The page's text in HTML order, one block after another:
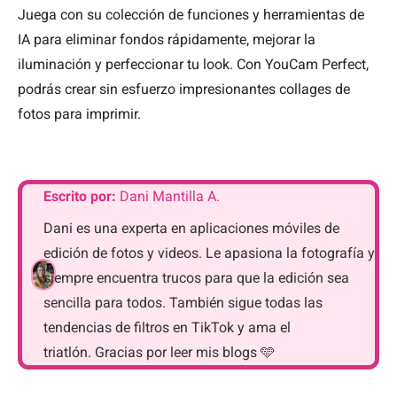
Juega con su colección de funciones y herramientas de
IA para eliminar fondos rápidamente, mejorar la
iluminación y perfeccionar tu look. Con YouCam Perfect,
podrás crear sin esfuerzo impresionantes collages de
fotos para imprimir.
Escrito por: Dani Mantilla A.
Dani es una experta en aplicaciones móviles de
edición de fotos y videos. Le apasiona la fotografía y
siempre encuentra trucos para que la edición sea
sencilla para todos. También sigue todas las
tendencias de filtros en TikTok y ama el
triatlón. Gracias por leer mis blogs 🩵